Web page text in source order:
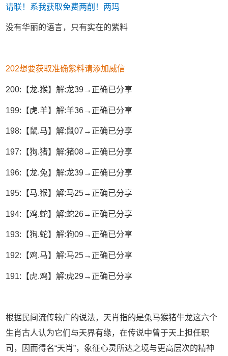
请联！系我获取免费两削！两玛
没有华丽的语言，只有实在的紫料
202想要获取准确紫料请添加威信
200:【龙.猴】解:龙39→正确已分享
199:【虎.羊】解:羊36→正确已分享
198:【鼠.马】解:鼠07→正确已分享
197:【狗.猪】解:猪08→正确已分享
196:【龙.兔】解:龙39→正确已分享
195:【马.猴】解:马25→正确已分享
194:【鸡.蛇】解:蛇26→正确已分享
193:【狗.蛇】解:狗09→正确已分享
192:【鸡.马】解:马25→正确已分享
191:【虎.鸡】解:虎29→正确已分享
根据民间流传较广的说法，天肖指的是兔马猴猪牛龙这六个
生肖古人认为它们与天界有缘，在传说中曾于天上担任职
司，因而得名“天肖”，象征心灵所达之境与更高层次的精神